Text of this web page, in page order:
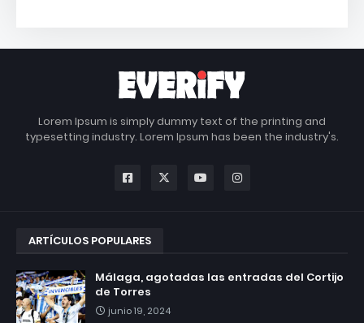
Lorem Ipsum is simply dummy text of the printing and
typesetting industry. Lorem Ipsum has been the industry's.
ARTÍCULOS POPULARES
Málaga, agotadas las entradas del Cortijo
de Torres
junio 19, 2024